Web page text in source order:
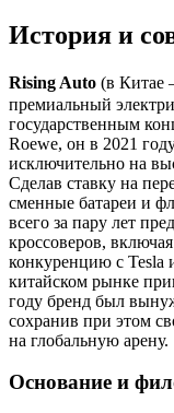
История и
Rising Auto (в Китае
премиальный
государственным
Roewe, он в 2021
исключительно на
Сделав ставку на
сменные батареи и
всего за пару лет
кроссоверов,
конкуренцию с Tesla
китайском рынке
году бренд был
сохранив при этом
на глобальную арену.
Основание и